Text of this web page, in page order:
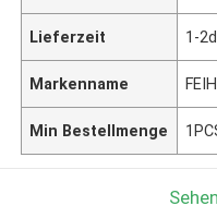
Lieferzeit 1-
Markenname
Min Bestellmenge